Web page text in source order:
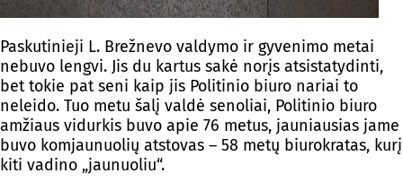
Paskutinieji L. Brežnevo valdymo ir gyvenimo metai
nebuvo lengvi. Jis du kartus sakė norįs atsistatydinti,
bet tokie pat seni kaip jis Politinio biuro nariai to
neleido. Tuo metu šalį valdė senoliai, Politinio biuro
amžiaus vidurkis buvo apie 76 metus, jauniausias jame
buvo komjaunuolių atstovas – 58 metų biurokratas, kurį
kiti vadino „jaunuoliu“.